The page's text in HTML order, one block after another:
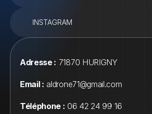
Adresse : 71870 HURIGNY
Email : aldrone71@gmail.com
Téléphone : 06 42 24 99 16
INSTAGRAM